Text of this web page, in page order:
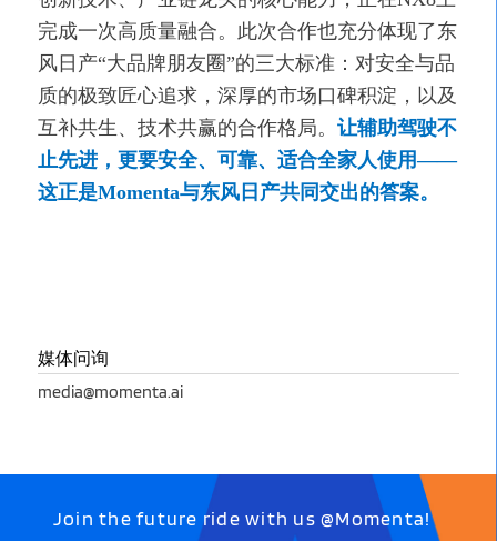
完成一次高质量融合。此次合作也充分体现了东
风日产“大品牌朋友圈”的三大标准：对安全与品
质的极致匠心追求，深厚的市场口碑积淀，以及
互补共生、技术共赢的合作格局。 让辅助驾驶不
止先进，更要安全、可靠、适合全家人使用——
这正是Momenta与东风日产共同交出的答案。
媒体问询
media@momenta.ai
Join the future ride with us @Momenta!